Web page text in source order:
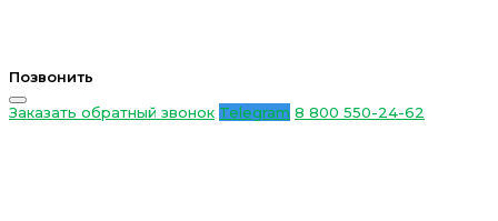
Позвонить
Заказать обратный звонок Telegram 8 800 550-24-62